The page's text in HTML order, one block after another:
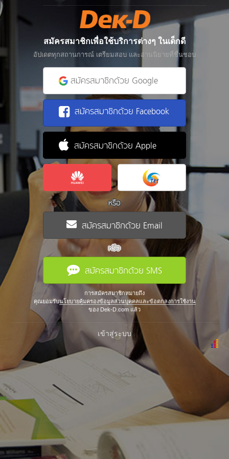
สมัครสมาชิกเพื่อใช้บริการต่างๆ ในเด็กดี
อัปเดตทุกสถานการณ์ เตรียมสอบ และอ่านนิยายที่ชื่นชอบ
สมัครสมาชิกด้วย Google
สมัครสมาชิกด้วย Facebook
สมัครสมาชิกด้วย Apple
หรือ
สมัครสมาชิกด้วย Email
หรือ
สมัครสมาชิกด้วย SMS
การสมัครสมาชิกหมายถึง
คุณยอมรับนโยบายคุ้มครองข้อมูลส่วนบุคคลและข้อตกลงการใช้งาน
ของ Dek-D.com แล้ว
เข้าสู่ระบบ